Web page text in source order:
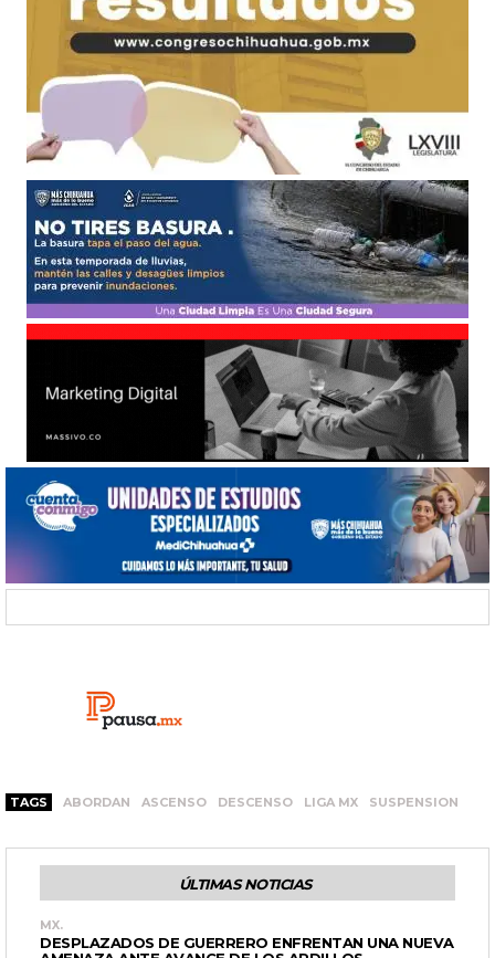
TAGS ABORDAN ASCENSO DESCENSO LIGA MX SUSPENSION
ÚLTIMAS NOTICIAS
MX.
DESPLAZADOS DE GUERRERO ENFRENTAN UNA NUEVA